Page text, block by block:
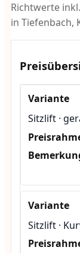
Richtwerte
in Tiefenbach,
Sitzlift ·
Sitzlift ·